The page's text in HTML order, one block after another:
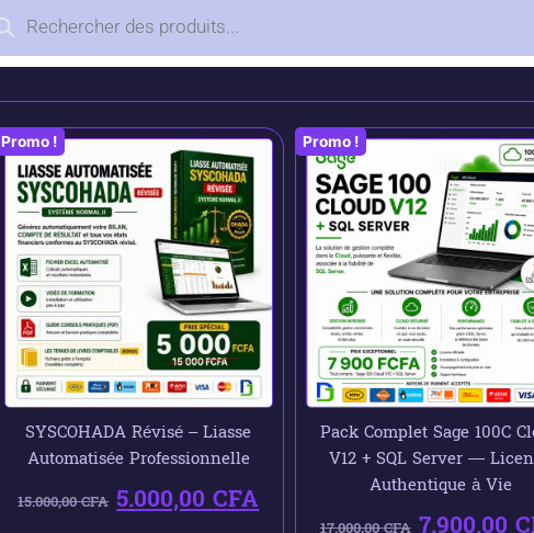
Promo !
SYSCOHADA Révisé – Liasse
Automatisée Professionnelle
15.000,00CFA 5.000,00CFA
Promo !
Pack Complet Sage 100C
V12 + SQL Server —
Authentique à Vie